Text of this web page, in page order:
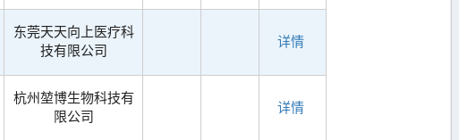
东莞天天向上医疗科
技有限公司
详情
杭州堃博生物科技有
限公司
详情